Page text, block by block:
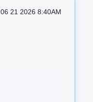
06 21 2026 8:40AM